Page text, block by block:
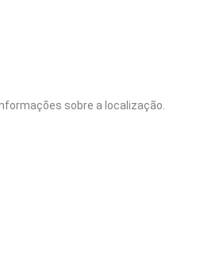
sobre a localização.